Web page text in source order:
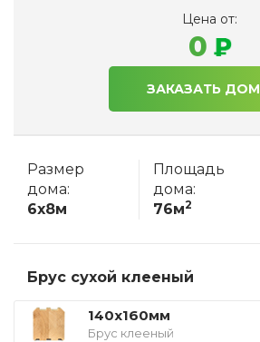
Цена от:
0
ЗАКАЗАТЬ ДОМ
Размер
дома:
6x8м
Площадь
дома:
76м2
Брус сухой клееный
140х160мм
Брус клееный